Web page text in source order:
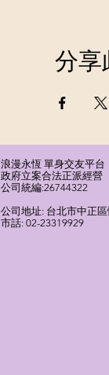
分享
浪漫永恆 單身交友平台
​政府立案合法正派經營​
​公司統編:26744322
公司地址: 台北市中正
市話: 02-23319929